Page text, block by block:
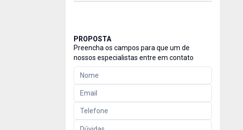
PROPOSTA
Preencha os campos para que um de
nossos especialistas entre em contato